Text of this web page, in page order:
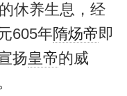
休养生息，经
605年隋炀帝即
扬皇帝的威